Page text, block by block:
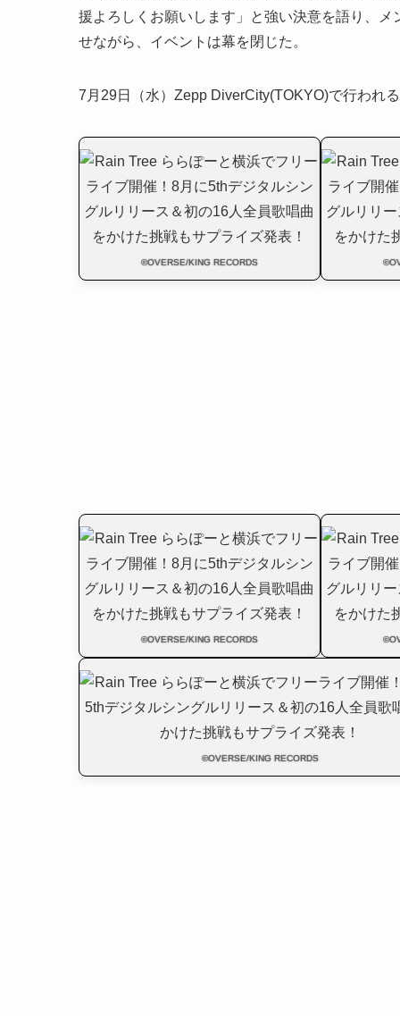
援よろしくお願いします」と強い決意を語り、
せながら、イベントは幕を閉じた。
7月29日（水）Zepp DiverCity(TOKYO)で行われ
©OVERSE/KING RECORDS
©OVERSE/KING RECORDS
©OVERSE/KING RECORDS